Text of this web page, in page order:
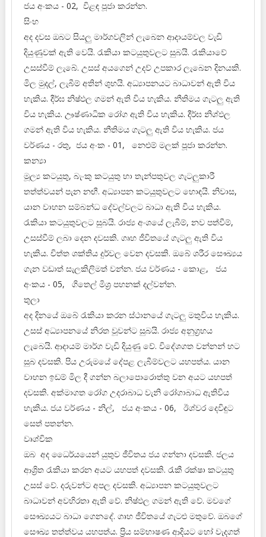
ජය අංකය - 02, විළඳ පූජා කරන්න.
සිංහ
අද දවස ඔබට සියලු මාර්ගවලින් ලැබෙන ආදායම්වල වැඩි
දියුණුවක් ඇති වෙයි. රැකියා කටයුතුවලට සුබයි. රැකියාවේ
උසස්වීම් ලැබේ. උසස් අයගෙන් උදව් උපකාර ලැබෙන දිනයකි.
මිල මුදල්, ලැබීම් අතින් ශුභයි. අධ්‍යාපනයට බාධාවන් ඇති විය
හැකිය. දීර්ඝ නිෂ්ඵල ගමන් ඇති විය හැකිය. නීතිමය ගැටලු ඇති
විය හැකිය. ඌෂ්ණාධික රෝග ඇති විය හැකිය. දීර්ඝ නිශ්ඵල
ගමන් ඇති විය හැකිය. නීතිමය ගැටලු ඇති විය හැකිය. ජය
වර්ණය - රතු, ජය අංක - 01, නෙළුම් මලක් පූජා කරන්න.
කන්‍යා
මූල්‍ය කටයුතු, බැංකු කටයුතු හා තැන්පතුවල ගැටලුකාරී
තත්ත්වයන් පැන නඟී. අධ්‍යාපන කටයුතුවලට හොඳයි. නිවාස,
යාන වාහන සම්බන්ධ දේවල්වලට බාධා ඇති විය හැකිය.
රැකියා කටයුතුවලට සුබයි. රාජ්‍ය අංශයේ ලැබීම්, නව පත්වීම්,
උසස්වීම් ලබා දෙන දවසකි. ගෘහ ජීවිතයේ ගැටලු ඇති විය
හැකිය. චිත්ත ශක්තිය දුර්වල වෙන දවසකි. ඔබේ ශරීර සෞඛ්‍යය
ගැන වඩාත් සැලකිලිමත් වන්න. ජය වර්ණය - කොළ, ජය
අංකය - 05, ගිතෙල් මිශ්‍ර පහනක් දල්වන්න.
තුලා
අද දිනයේ ඔබේ රැකියා කරන ස්ථානයේ ගැටලු මතුවිය හැකිය.
උසස් අධ්‍යාපනයේ නිරත වූවන්ට සුබයි. රාජ්‍ය අනුග්‍රහය
ලැබෙයි. ආදායම් මාර්ග වැඩි දියුණු වේ. විදේශගත වන්නන් හට
සුබ දවසකි. පිය උරුමයේ දේපළ ලැබීම්වලට යහපත්ය. යාන
වාහන ඉඩම් මිල දී ගන්න බලාපොරොත්තු වන අයට යහපත්
දවසකි. අක්මාගත රෝග උදරාබාධ වැනි රෝගාබාධ ඇතිවිය
හැකිය. ජය වර්ණය - නිල්, ජය අංකය - 06, ඊශ්වර දෙවිඳුට
සෙත් පතන්න.
වෘශ්චික
ඔබ අද ධෛර්යයෙන් යුතුව ජීවිතය ජය ගන්නා දවසකි. ජලය
ආශ්‍රිත රැකියා කරන අයට යහපත් දවසකි. රැකී රක්ෂා කටයුතු
උසස් වේ. දරුවන්ට අපල දවසකි. අධ්‍යාපන කටයුතුවලට
බාධාවන් අවහිරතා ඇති වේ. නිෂ්ඵල ගමන් ඇති වේ. මවගේ
සෞඛ්‍යයට බාධා ගෙනදේ. ගෘහ ජීවිතයේ ගැටළු මතුවේ. ඔබගේ
සෞඛ්‍ය තත්ත්වය යහපත්ය. ප්‍රිය සම්භාෂණ ආදියට හෝ වැදගත්